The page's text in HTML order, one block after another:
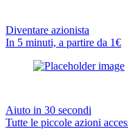
Diventare azionista
In 5 minuti, a partire da 1€
Aiuto in 30 secondi
Tutte le piccole azioni